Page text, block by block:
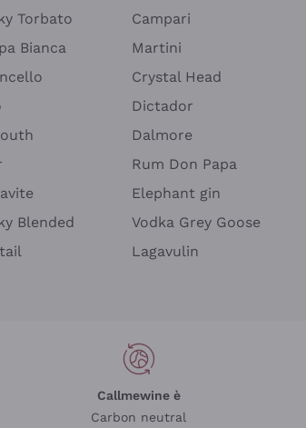
Torbato
Bianca
Blended
Campari
Martini
Crystal Head
Dictador
Dalmore
Rum Don Papa
Elephant gin
Vodka Grey Goose
Lagavulin
Callmewine è
Carbon neutral